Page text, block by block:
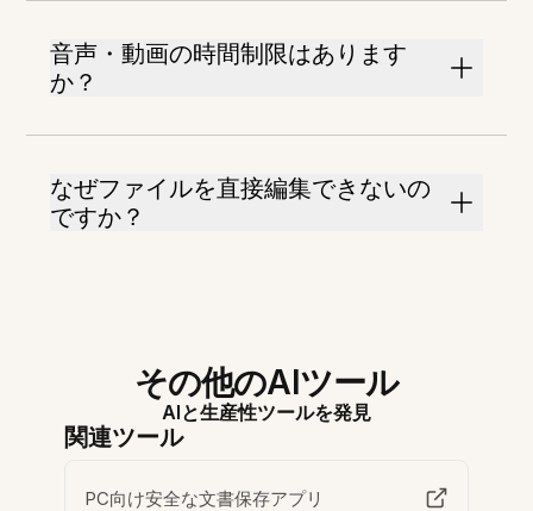
音声・動画の時間制限はあります
か？
なぜファイルを直接編集できないの
ですか？
その他のAIツール
AIと生産性ツールを発見
関連ツール
PC向け安全な文書保存アプリ